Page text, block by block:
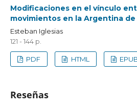
Modificaciones en el vínculo
movimientos en la Argentina
Esteban Iglesias
121 - 144 p.
PDF HTML
Reseñas